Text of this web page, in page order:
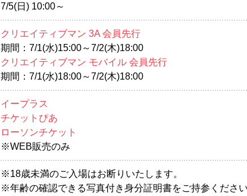
7/5(日) 10:00～
クリエイティブマン 3A 会員先行
期間：7/1(水)15:00～7/2(木)18:00
クリエイティブマン モバイル 会員先行
期間：7/1(水)18:00～7/2(木)18:00
イープラス
チケットぴあ
ローソンチケット
※WEB販売のみ
※18歳未満のご入場はお断りいたします。
※年齢の確認できる写真付き身分証明書をご持参くださ